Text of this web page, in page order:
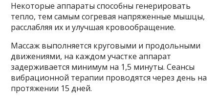
Некоторые аппараты способны генерировать
тепло, тем самым согревая напряженные мышцы,
расслабляя их и улучшая кровообращение.
Массаж выполняется круговыми и продольными
движениями, на каждом участке аппарат
задерживается минимум на 1,5 минуты. Сеансы
вибрационной терапии проводятся через день на
протяжении 15 дней.